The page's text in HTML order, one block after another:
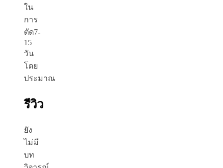
ใน
การ
ตัด7-
15
วัน
โดย
ประมาณ
รีวิว
ยัง
ไม่มี
บท